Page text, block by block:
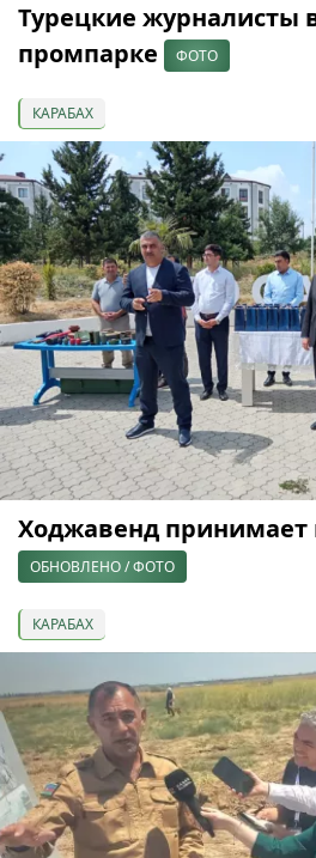
Турецкие журналисты
промпарке
ФОТО
КАРАБАХ
Ходжавенд
ОБНОВЛЕНО / ФОТО
КАРАБАХ